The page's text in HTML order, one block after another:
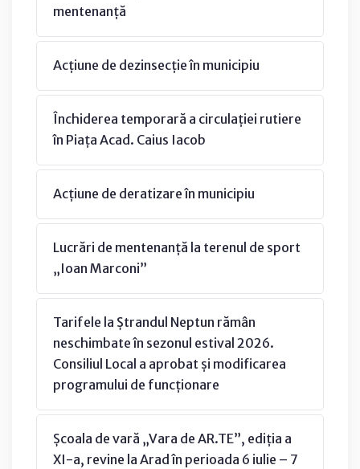
mentenanță
Acțiune de dezinsecție în municipiu
Închiderea temporară a circulației rutiere
în Piața Acad. Caius Iacob
Acțiune de deratizare în municipiu
Lucrări de mentenanță la terenul de sport
„Ioan Marconi”
Tarifele la Ștrandul Neptun rămân
neschimbate în sezonul estival 2026.
Consiliul Local a aprobat și modificarea
programului de funcționare
Școala de vară „Vara de AR.TE”, ediția a
XI-a, revine la Arad în perioada 6 iulie – 7